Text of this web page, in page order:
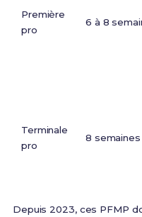
Première
pro
6 à 8
Terminale
pro
8 semaines
Depuis 2023, ces PFMP